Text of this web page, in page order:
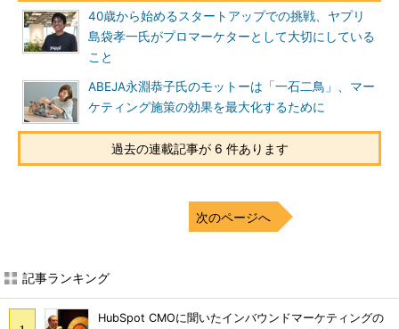
40歳から始めるスタートアップでの挑戦、ヤプリ
島袋孝一氏がプロマーケターとして大切にしている
こと
ABEJA永淵恭子氏のモットーは「一石二鳥」、マー
ケティング施策の効果を最大化するために
過去の連載記事が 6 件あります
次のページへ
記事ランキング
HubSpot CMOに聞いたインバウンドマーケティングの